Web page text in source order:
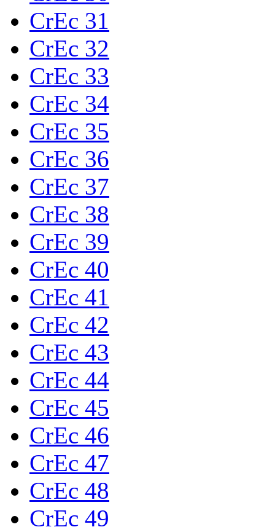
CrEc 31
CrEc 32
CrEc 33
CrEc 34
CrEc 35
CrEc 36
CrEc 37
CrEc 38
CrEc 39
CrEc 40
CrEc 41
CrEc 42
CrEc 43
CrEc 44
CrEc 45
CrEc 46
CrEc 47
CrEc 48
CrEc 49